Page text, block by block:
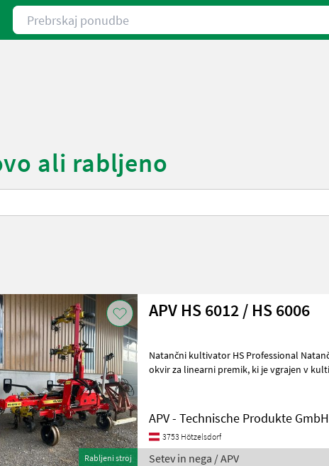
Prebrskaj ponudbe
ali rabljeno
Rabljeni stroj
APV HS 6012 / HS 6006
Natančni kultivator HS Professional Natančni kultivator HS vključuje
okvir za linearni premik, ki je vgrajen v kultivator. Vodenje po vrstah
APV - Technische Produkte GmbH
3753 Hötzelsdorf
Setev in nega / APV